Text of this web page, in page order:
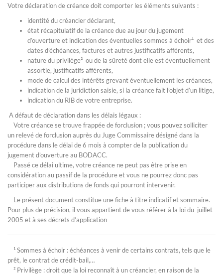
Votre déclaration de créance doit comporter les éléments suivants :
identité du créancier déclarant,
état récapitulatif de la créance due au jour du jugement
d’ouverture et indication des éventuelles sommes à échoir¹ et des
dates d’échéances, factures et autres justificatifs afférents,
nature du privilège² ou de la sûreté dont elle est éventuellement
assortie, justificatifs afférents,
mode de calcul des intérêts grevant éventuellement les créances,
indication de la juridiction saisie, si la créance fait l’objet d’un litige,
indication du RIB de votre entreprise.
A défaut de déclaration dans les délais légaux :
Votre créance se trouve frappée de forclusion ; vous pouvez solliciter
un relevé de forclusion auprès du Juge Commissaire désigné dans la
procédure dans le délai de 6 mois à compter de la publication du
jugement d’ouverture au BODACC.
Passé ce délai ultime, votre créance ne peut pas être prise en
considération au passif de la procédure et vous ne pourrez donc pas
participer aux distributions de fonds qui pourront intervenir.
Le présent document constitue une fiche à titre indicatif et sommaire.
Pour plus de précision, il vous appartient de vous référer à la loi du juillet
2005 et à ses décrets d’application
¹ Sommes à échoir : échéances à venir de certains contrats, tels que le
prêt, le contrat de crédit-bail,…
² Privilège : droit que la loi reconnaît à un créancier, en raison de la